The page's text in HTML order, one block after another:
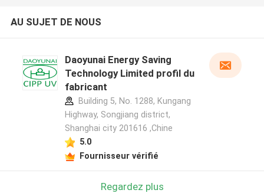
Laisser un message
AU SUJET DE NOUS
Daoyunai Energy Saving
Technology Limited profil du
fabricant
Building 5, No. 1288, Kungang
Highway, Songjiang district,
Shanghai city 201616 ,Chine
5.0
Fournisseur vérifié
Regardez plus